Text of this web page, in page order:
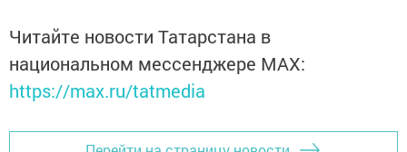
Читайте новости Татарстана в
национальном мессенджере MАХ:
https://max.ru/tatmedia